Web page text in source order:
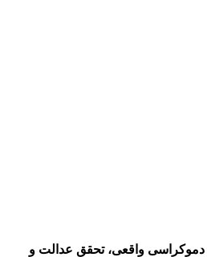
دموکراسی واقعی، تحقق عدالت و